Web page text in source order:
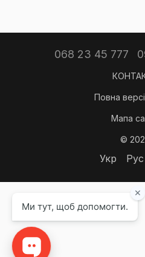
068 23 45 777
Повна
Мапа
©
Укр Рус